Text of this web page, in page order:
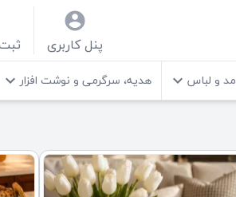
account_circle
پنل کاربری
مد و لباس keyboard_arrow_down هدیه، سرگرمی و نوشت افزارkeyboard_arrow_down